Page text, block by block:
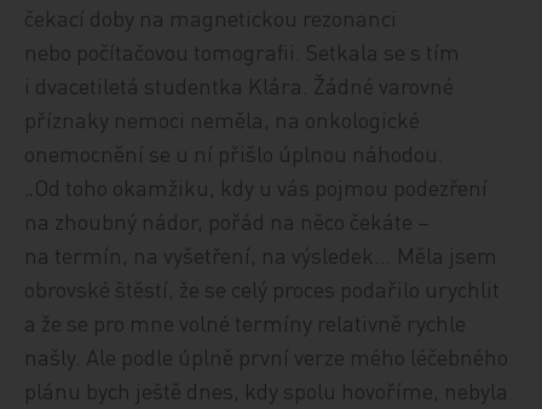
čekací doby na magnetickou rezonanci
nebo počítačovou tomografii. Setkala se s tím
i dvacetiletá studentka Klára. Žádné varovné
příznaky nemoci neměla, na onkologické
onemocnění se u ní přišlo úplnou náhodou.
„Od toho okamžiku, kdy u vás pojmou podezření
na zhoubný nádor, pořád na něco čekáte –
na termín, na vyšetření, na výsledek… Měla jsem
obrovské štěstí, že se celý proces podařilo urychlit
a že se pro mne volné termíny relativně rychle
našly. Ale podle úplně první verze mého léčebného
plánu bych ještě dnes, kdy spolu hovoříme, nebyla